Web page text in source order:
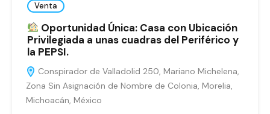
Venta
Oportunidad Única: Casa con Ubicación
Privilegiada a unas cuadras del Periférico y
la PEPSI.
Conspirador de Valladolid 250, Mariano Michelena,
Zona Sin Asignación de Nombre de Colonia, Morelia,
Michoacán, México